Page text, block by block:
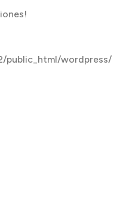
public_html/wordpress/